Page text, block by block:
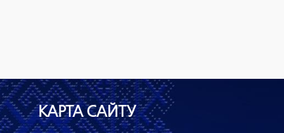
КАРТА САЙТУ